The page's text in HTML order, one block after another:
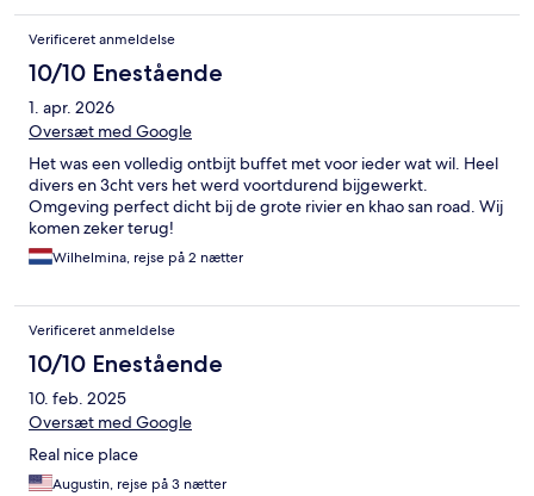
Verificeret anmeldelse
10/10 Enestående
1. apr. 2026
Oversæt med Google
Het was een volledig ontbijt buffet met voor ieder wat wil. Heel
divers en 3cht vers het werd voortdurend bijgewerkt.
Omgeving perfect dicht bij de grote rivier en khao san road. Wij
komen zeker terug!
Wilhelmina, rejse på 2 nætter
Verificeret anmeldelse
10/10 Enestående
10. feb. 2025
Oversæt med Google
Real nice place
Augustin, rejse på 3 nætter